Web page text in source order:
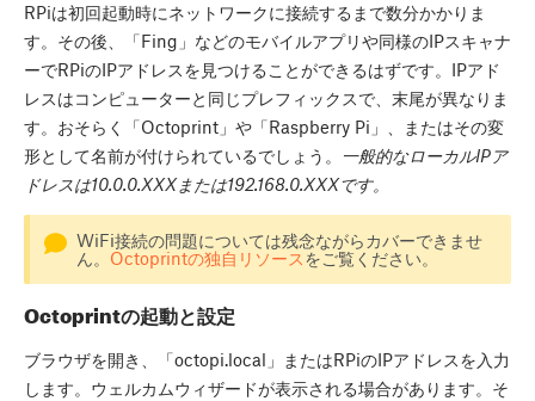
RPiは初回起動時にネットワークに接続するまで数分かかりま
す。その後、「Fing」などのモバイルアプリや同様のIPスキャナ
ーでRPiのIPアドレスを見つけることができるはずです。IPアド
レスはコンピューターと同じプレフィックスで、末尾が異なりま
す。おそらく「Octoprint」や「Raspberry Pi」、またはその変
形として名前が付けられているでしょう。
一般的なローカルIPア
ドレスは10.0.0.XXXまたは192.168.0.XXXです。
WiFi接続の問題については残念ながらカバーできませ
ん。 Octoprintの独自リソースをご覧ください。
Octoprintの起動と設定
ブラウザを開き、「octopi.local」またはRPiのIPアドレスを入力
します。ウェルカムウィザードが表示される場合があります。そ